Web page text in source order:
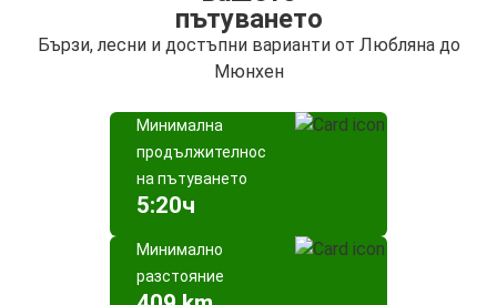
пътуването
Бързи, лесни и достъпни варианти от Любляна до
Мюнхен
Минимална
продължителност
на пътуването
5:20ч
Минимално
разстояние